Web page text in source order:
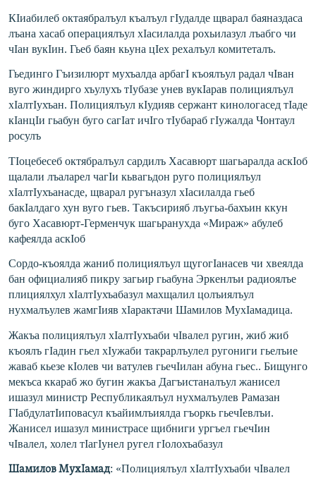
КIиабилеб октаябралъул къалъул гIудалде щварал баяназдаса
лъана хасаб операциялъул хIасилалда рохьилазул лъабго чи
чIан вукIин. Гьеб баян кьуна цIех рехалъул комитеталъ.
Гьединго Гъизилюрт мухъалда арбагI къоялъул радал чIван
вуго жиндирго хъулухъ тIубазе унев вукIарав полициялъул
хIалтIухъан. Полициялъул кIудияв сержант кинологасед тIаде
кIанцIи гьабун буго сагIат ичIго тIубараб гIужалда Чонтаул
росулъ
ТIоцебесеб октябралъул сардилъ Хасавюрт шагьаралда аскIоб
щалали лъаларел чагIи кьвагьдон руго полициялъул
хIалтIухъанасде, щварал ругъназул хIасилалда гьеб
бакIалдаго хун вуго гьев. Такъсирияб лъугьа-бахъин ккун
буго Хасавюрт-Герменчук шагьранухда «Мираж» абулеб
кафеялда аскIоб
Сордо-къоялда жаниб полициялъул щугогIанасев чи хвеялда
бан официалияб пикру загьир гьабуна Эркенлъи радиоялъе
плициялхул хIалтIухъабазул махщалил цолъиялъул
нухмалъулев жамгIияв хIарактачи Шамилов МухIамадица.
Жакъа полициялъул хIалтIухъаби чIвалел ругин, жиб жиб
къоялъ гIадин гьел хIужаби такрарлъулел ругониги гьелъие
жаваб кьезе кIолев чи ватулев гьечIилан абуна гьес.. Бищунго
мекъса ккараб жо бугин жакъа Дагъистаналъул жанисел
ишазул министр Республикаялъул нухмалъулев Рамазан
ГIабдулатIиповасул къайимлъиялда гъоркь гьечIевлъи.
Жанисел ишазул министрасе щибниги ургъел гьечIин
чIвалел, холел тIагIунел ругел гIолохъабазул
Шамилов МухIамад: «Полициялъул хIалтIухъаби чIвалел